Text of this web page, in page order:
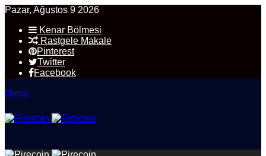
Pazar, Ağustos 9 2026
Kenar Bölmesi
Rastgele Makale
Pinterest
Twitter
Facebook
Menü